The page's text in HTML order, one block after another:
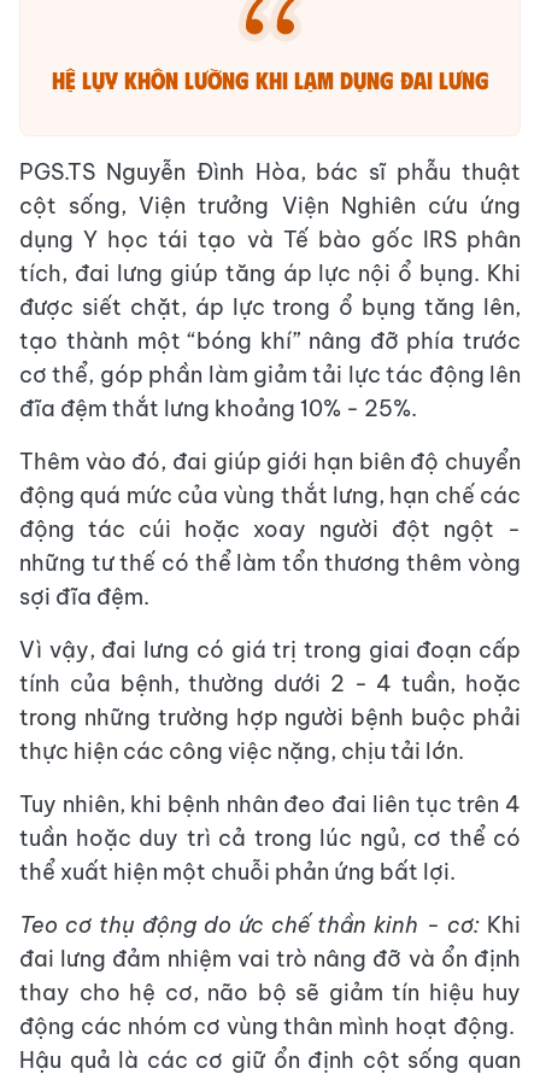
Hệ lụy khôn lường khi lạm dụng đai lưng
PGS.TS Nguyễn Đình Hòa, bác sĩ phẫu thuật
cột sống, Viện trưởng Viện Nghiên cứu ứng
dụng Y học tái tạo và Tế bào gốc IRS phân
tích, đai lưng giúp tăng áp lực nội ổ bụng. Khi
được siết chặt, áp lực trong ổ bụng tăng lên,
tạo thành một “bóng khí” nâng đỡ phía trước
cơ thể, góp phần làm giảm tải lực tác động lên
đĩa đệm thắt lưng khoảng 10% - 25%.
Thêm vào đó, đai giúp giới hạn biên độ chuyển
động quá mức của vùng thắt lưng, hạn chế các
động tác cúi hoặc xoay người đột ngột -
những tư thế có thể làm tổn thương thêm vòng
sợi đĩa đệm.
Vì vậy, đai lưng có giá trị trong giai đoạn cấp
tính của bệnh, thường dưới 2 - 4 tuần, hoặc
trong những trường hợp người bệnh buộc phải
thực hiện các công việc nặng, chịu tải lớn.
Tuy nhiên, khi bệnh nhân đeo đai liên tục trên 4
tuần hoặc duy trì cả trong lúc ngủ, cơ thể có
thể xuất hiện một chuỗi phản ứng bất lợi.
Teo cơ thụ động do ức chế thần kinh - cơ:Khi
đai lưng đảm nhiệm vai trò nâng đỡ và ổn định
thay cho hệ cơ, não bộ sẽ giảm tín hiệu huy
động các nhóm cơ vùng thân mình hoạt động. ​
Hậu quả là các cơ giữ ổn định cột sống quan